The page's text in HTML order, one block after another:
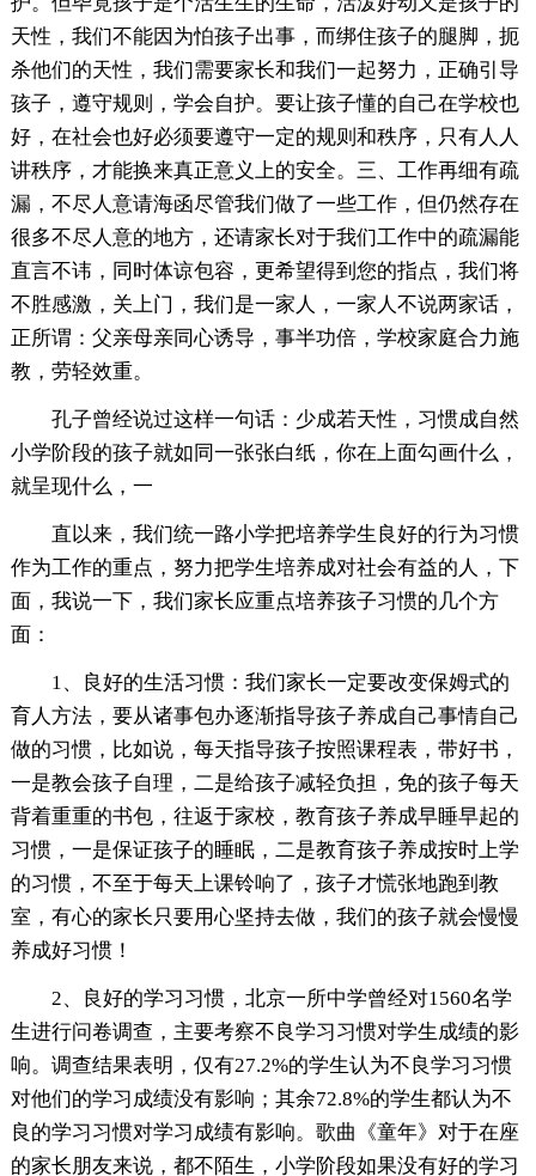
天性，我们不能因为怕孩子出事，而绑住孩子的腿脚，扼
杀他们的天性，我们需要家长和我们一起努力，正确引导
孩子，遵守规则，学会自护。要让孩子懂的自己在学校也
好，在社会也好必须要遵守一定的规则和秩序，只有人人
讲秩序，才能换来真正意义上的安全。三、工作再细有疏
漏，不尽人意请海函尽管我们做了一些工作，但仍然存在
很多不尽人意的地方，还请家长对于我们工作中的疏漏能
直言不讳，同时体谅包容，更希望得到您的指点，我们将
不胜感激，关上门，我们是一家人，一家人不说两家话，
正所谓：父亲母亲同心诱导，事半功倍，学校家庭合力施
教，劳轻效重。
孔子曾经说过这样一句话：少成若天性，习惯成自然
小学阶段的孩子就如同一张张白纸，你在上面勾画什么，
就呈现什么，一
直以来，我们统一路小学把培养学生良好的行为习惯
作为工作的重点，努力把学生培养成对社会有益的人，下
面，我说一下，我们家长应重点培养孩子习惯的几个方
面：
1、良好的生活习惯：我们家长一定要改变保姆式的
育人方法，要从诸事包办逐渐指导孩子养成自己事情自己
做的习惯，比如说，每天指导孩子按照课程表，带好书，
一是教会孩子自理，二是给孩子减轻负担，免的孩子每天
背着重重的书包，往返于家校，教育孩子养成早睡早起的
习惯，一是保证孩子的睡眠，二是教育孩子养成按时上学
的习惯，不至于每天上课铃响了，孩子才慌张地跑到教
室，有心的家长只要用心坚持去做，我们的孩子就会慢慢
养成好习惯！
2、良好的学习习惯，北京一所中学曾经对1560名学
生进行问卷调查，主要考察不良学习习惯对学生成绩的影
响。调查结果表明，仅有27.2%的学生认为不良学习习惯
对他们的学习成绩没有影响；其余72.8%的学生都认为不
良的学习习惯对学习成绩有影响。歌曲《童年》对于在座
的家长朋友来说，都不陌生，小学阶段如果没有好的学习